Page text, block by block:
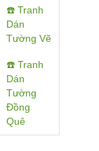
☎️ Tranh
Dán
Tường Vẽ
☎️ Tranh
Dán
Tường
Đồng
Quê